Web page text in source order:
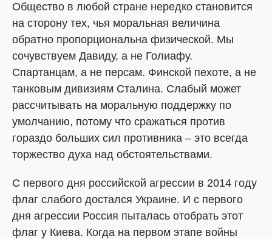
Общество в любой стране нередко становится
на сторону тех, чья моральная величина
обратно пропорциональна физической. Мы
сочувствуем Давиду, а не Голиафу.
Спартанцам, а не персам. Финской пехоте, а не
танковым дивизиям Сталина. Слабый может
рассчитывать на моральную поддержку по
умолчанию, потому что сражаться против
гораздо больших сил противника – это всегда
торжество духа над обстоятельствами.
С первого дня российской агрессии в 2014 году
флаг слабого достался Украине. И с первого
дня агрессии Россия пыталась отобрать этот
флаг у Киева. Когда на первом этапе войны